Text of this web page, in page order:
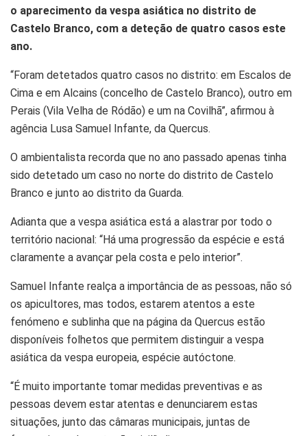
o aparecimento da vespa asiática no distrito de
Castelo Branco, com a deteção de quatro casos este
ano.
“Foram detetados quatro casos no distrito: em Escalos de
Cima e em Alcains (concelho de Castelo Branco), outro em
Perais (Vila Velha de Ródão) e um na Covilhã”, afirmou à
agência Lusa Samuel Infante, da Quercus.
O ambientalista recorda que no ano passado apenas tinha
sido detetado um caso no norte do distrito de Castelo
Branco e junto ao distrito da Guarda.
Adianta que a vespa asiática está a alastrar por todo o
território nacional: “Há uma progressão da espécie e está
claramente a avançar pela costa e pelo interior”.
Samuel Infante realça a importância de as pessoas, não só
os apicultores, mas todos, estarem atentos a este
fenómeno e sublinha que na página da Quercus estão
disponíveis folhetos que permitem distinguir a vespa
asiática da vespa europeia, espécie autóctone.
“É muito importante tomar medidas preventivas e as
pessoas devem estar atentas e denunciarem estas
situações, junto das câmaras municipais, juntas de